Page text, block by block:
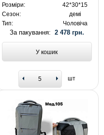
Розміри:
42*30*15
Сезон:
демі
Тип:
Чоловіча
За пакування: 2 478 грн.
У кошик
шт